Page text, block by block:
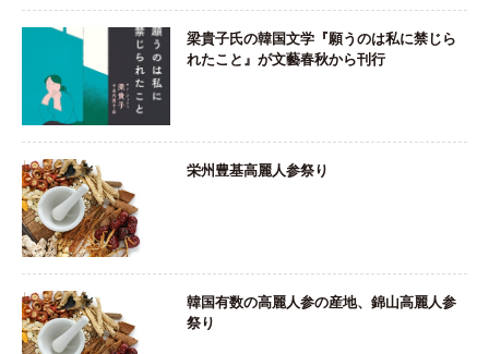
梁貴子氏の韓国文学『願うのは私に禁じら
れたこと』が文藝春秋から刊行
栄州豊基高麗人参祭り
韓国有数の高麗人参の産地、錦山高麗人参
祭り